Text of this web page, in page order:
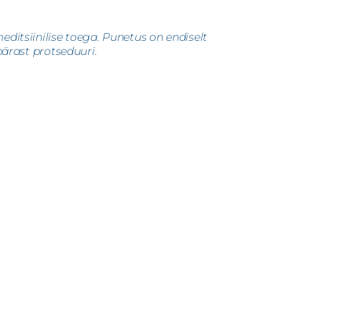
toega. Punetus on endiselt
protseduuri.